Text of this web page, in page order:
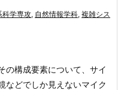
科学専攻, 自然情報学科, 複雑シス
の構成要素について、サイ
などでしか見えないマイク